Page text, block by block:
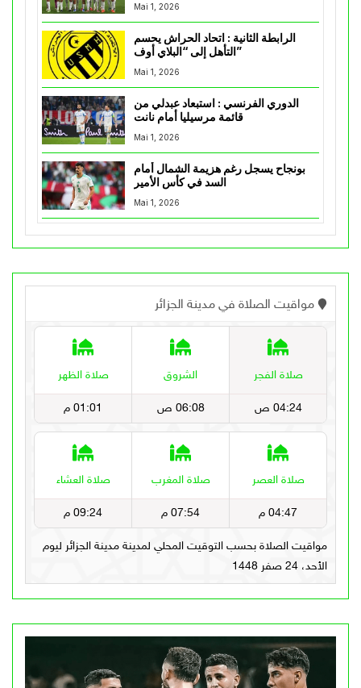
Mai 1, 2026
الرابطة الثانية : اتحاد الحراش يحسم
التأهل إلى “البلاي أوف”
Mai 1, 2026
الدوري الفرنسي : استبعاد عبدلي من
قائمة مرسيليا أمام نانت
Mai 1, 2026
بونجاح يسجل رغم هزيمة الشمال أمام
السد في كأس الأمير
Mai 1, 2026